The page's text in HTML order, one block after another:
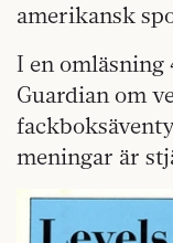
amerikansk
I en omläsning
Guardian om
meningar är